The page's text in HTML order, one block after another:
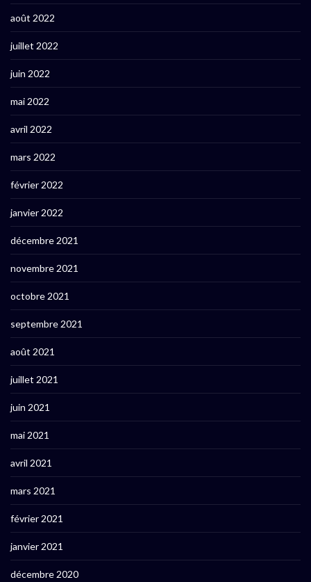
août 2022
juillet 2022
juin 2022
mai 2022
avril 2022
mars 2022
février 2022
janvier 2022
décembre 2021
novembre 2021
octobre 2021
septembre 2021
août 2021
juillet 2021
juin 2021
mai 2021
avril 2021
mars 2021
février 2021
janvier 2021
décembre 2020